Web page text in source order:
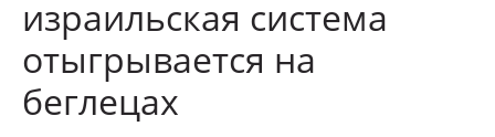
израильская система
отыгрывается на
беглецах